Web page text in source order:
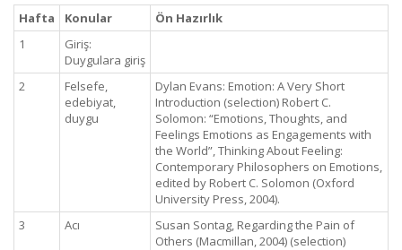
Hafta Konular
Ön Hazırlık
1
Giriş:
Duygulara giriş
2
Felsefe,
edebiyat,
duygu
Dylan Evans: Emotion: A Very Short
Introduction (selection) Robert C.
Solomon: “Emotions, Thoughts, and
Feelings Emotions as Engagements with
the World”, Thinking About Feeling:
Contemporary Philosophers on Emotions,
edited by Robert C. Solomon (Oxford
University Press, 2004).
3
Acı
Susan Sontag, Regarding the Pain of
Others (Macmillan, 2004) (selection)